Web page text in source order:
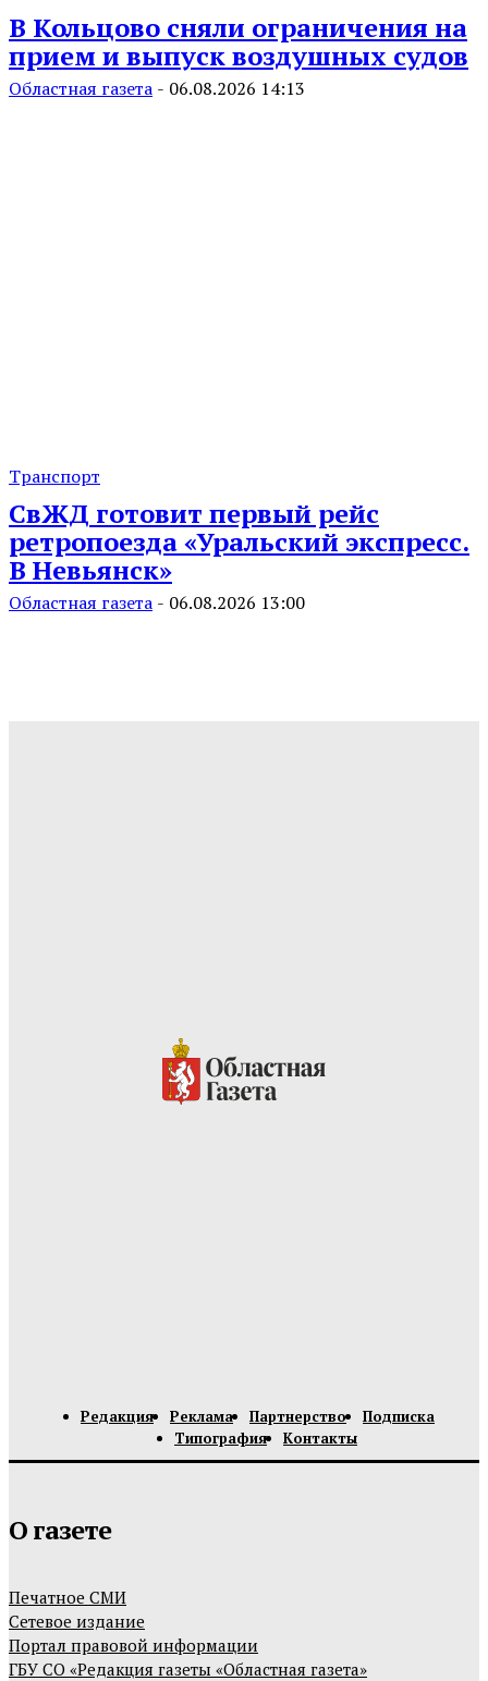
В Кольцово сняли ограничения на
прием и выпуск воздушных судов
Областная газета - 06.08.2026 14:13
Транспорт
СвЖД готовит первый рейс
ретропоезда «Уральский экспресс.
В Невьянск»
Областная газета - 06.08.2026 13:00
Редакция Реклама Партнерство
Подписка
Типография
Контакты
О газете
Печатное СМИ
Сетевое издание
Портал правовой информации
ГБУ СО «Редакция газеты «Областная газета»